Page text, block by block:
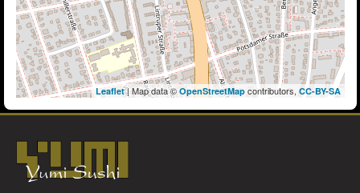
Leaflet| Map data © OpenStreetMapcontributors, CC-BY-SA